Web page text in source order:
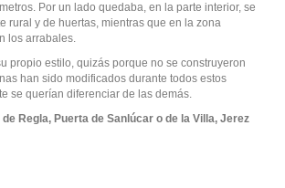
Por un lado quedaba, en la parte interior, se
rural y de huertas, mientras que en la zona
los arrabales.
propio estilo, quizás porque no se construyeron
han sido modificados durante todos estos
se querían diferenciar de las demás.
de Regla, Puerta de Sanlúcar o de la Villa, Jerez